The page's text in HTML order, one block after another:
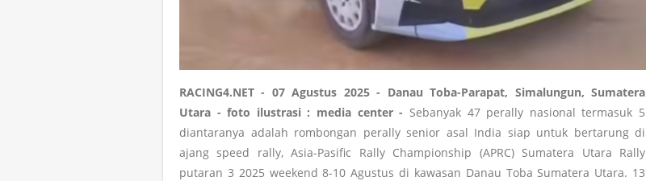
RACING4.NET - 07 Agustus 2025 - Danau Toba-Parapat, Simalungun, Sumatera
Utara - foto ilustrasi : media center - Sebanyak 47 perally nasional termasuk 5
diantaranya adalah rombongan perally senior asal India siap untuk bertarung di
ajang speed rally, Asia-Pasific Rally Championship (APRC) Sumatera Utara Rally
putaran 3 2025 weekend 8-10 Agustus di kawasan Danau Toba Sumatera Utara. 13